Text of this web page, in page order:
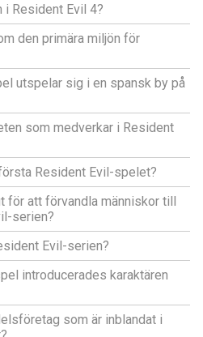
i Resident Evil 4?
den primära miljön för
utspelar sig i en spansk by på
som medverkar i Resident
Resident Evil-spelet?
för att förvandla människor till
serien?
Evil-serien?
introducerades karaktären
som är inblandat i